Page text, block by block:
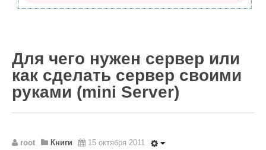
Из жизни mini Server
В интернете
Разное
Контакты
Поиск по сайту
Для чего нужен сервер или
как сделать сервер своими
руками (mini Server)
root Книги 15 октября 2011